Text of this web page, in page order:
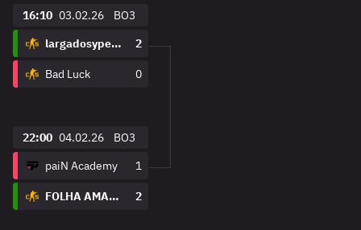
16:10 03.02.26
BO3
largadosypelados
2
Bad Luck 0
22:00 04.02.26
BO3
paiN Academy
1
FOLHA AMARELA 2